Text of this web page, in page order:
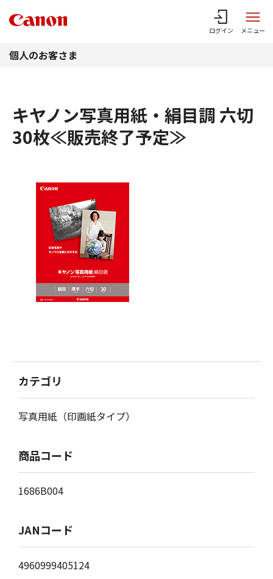
ログイン メニュー
個人のお客さま
キヤノン写真用紙・絹目調 六切
30枚≪販売終了予定≫
カテゴリ
写真用紙（印画紙タイプ）
商品コード
1686B004
JANコード
4960999405124